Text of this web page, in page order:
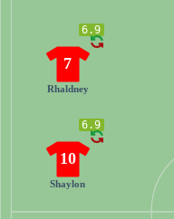
6.9
7
Rhaldney
6.9
10
Shaylon